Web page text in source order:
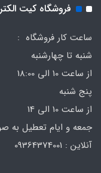
فروشگاه کیت
ساعت کار فروشگاه :
شنبه تا چهارشنبه
از ساعت 10 الی 18:00
پنج شنبه
از ساعت 10 الی 14
جمعه و ایام تعطیل به